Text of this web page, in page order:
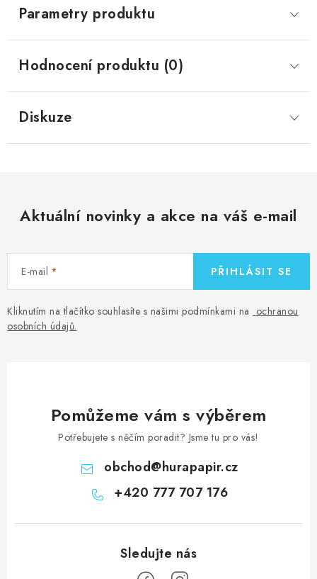
Parametry produktu
Hodnocení produktu (0)
Diskuze
Aktuální novinky a akce na váš e-mail
E-mail
Kliknutím na tlačítko souhlasíte s našimi podmínkami na ochranou
osobních údajů.
PŘIHLÁSIT SE
Pomůžeme vám s výběrem
Potřebujete s něčím poradit? Jsme tu pro vás!
obchod@hurapapir.cz
+420 777 707 176